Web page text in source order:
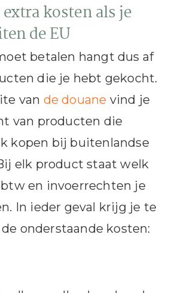
kosten als je
de EU
betalen hangt dus af
die je hebt gekocht.
van de douane vind je
van producten die
kopen bij buitenlandse
elk product staat welk
en invoerrechten je
In ieder geval krijg je te
onderstaande kosten: